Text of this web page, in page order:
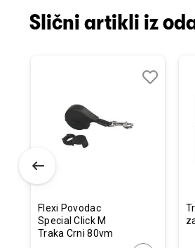
Slični artikli iz
Flexi Povodac
Special Click M
Traka Crni 80vm